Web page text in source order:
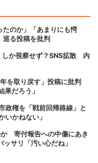
のか」「あまりにも愕
る投稿を批判
しか視察せず？SNS拡散 内
を取り戻す」投稿に批判
果だろう」
政権を「戦前回帰路線」と
かねない」
寄付報告への中傷にあき
サリ「汚い心だね」